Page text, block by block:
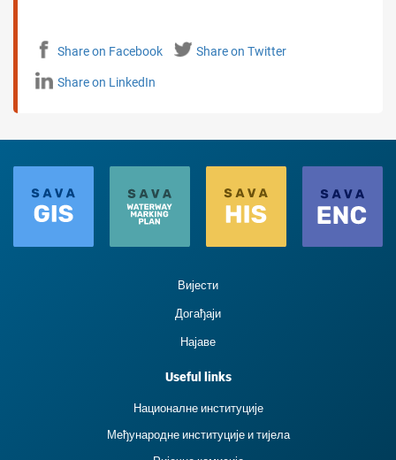
Share on Facebook Share on Twitter
Share on LinkedIn
Вијести
Догађаји
Најаве
Useful links
Националне институције
Међународне институције и тиjела